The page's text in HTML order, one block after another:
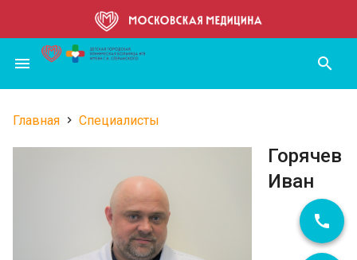
основному
содержанию
menu search
Строка
Главная Специалисты
Горячев
Иван